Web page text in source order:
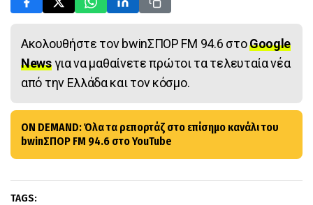
Ακολουθήστε τον bwinΣΠΟΡ FM 94.6 στοGoogle
Newsγια να μαθαίνετε πρώτοι τα τελευταία νέα
από την Ελλάδα και τον κόσμο.
ON DEMAND: Όλα τα ρεπορτάζ στο επίσημο κανάλι του
bwinΣΠΟΡ FM 94.6 στο YouTube
TAGS: